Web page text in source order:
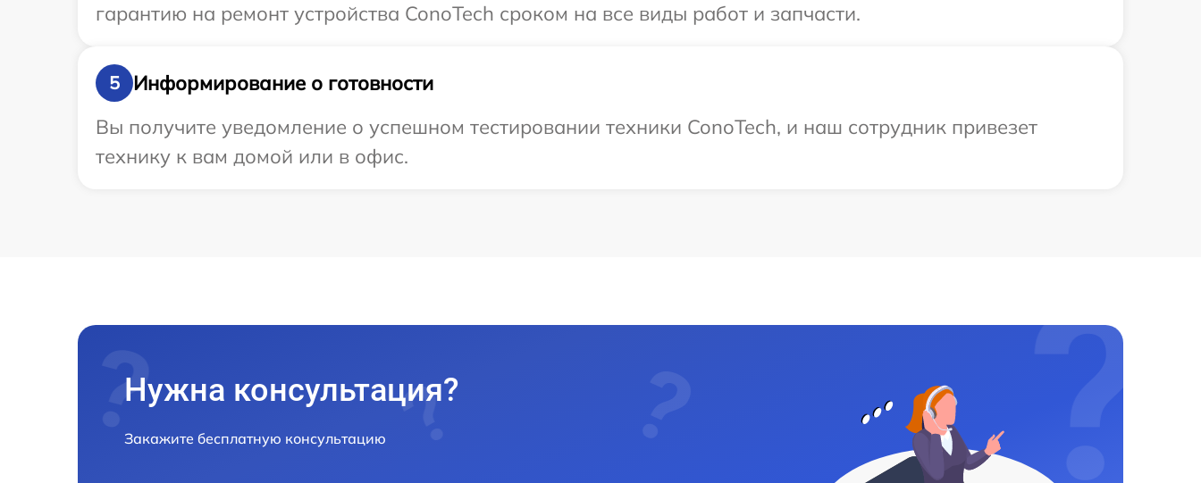
гарантию на ремонт устройства ConoTech сроком на все виды работ и запчасти.
5
Информирование о готовности
Вы получите уведомление о успешном тестировании техники ConoTech, и наш сотрудник привезет
технику к вам домой или в офис.
Нужна консультация?
Закажите бесплатную консультацию